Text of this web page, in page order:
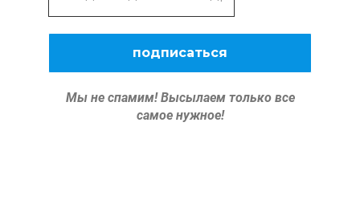
Мы не спамим! Высылаем только все
самое нужное!